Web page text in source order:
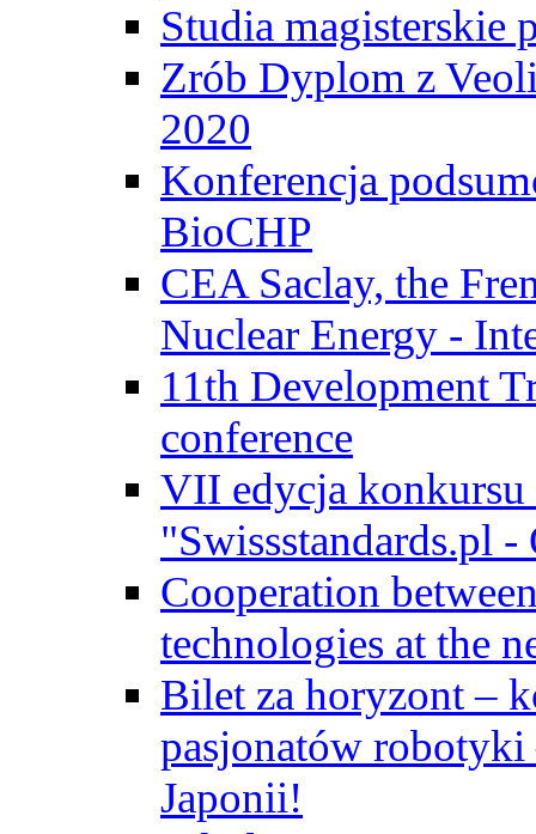
Studia magisterskie
Zrób Dyplom z
2020
Konferencja
BioCHP
CEA Saclay, the
Nuclear Energy -
11th Development
conference
VII edycja konkursu
"Swissstandards.pl
Cooperation
technologies at the
Bilet za horyzont –
pasjonatów
Japonii!